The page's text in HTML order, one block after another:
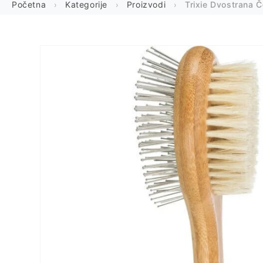
Početna Kategorije Proizvodi Trixie Dvostrana